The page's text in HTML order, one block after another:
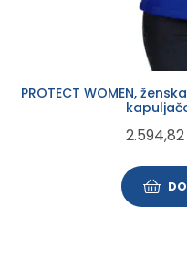
PROTECT WOMEN,
2.594,82